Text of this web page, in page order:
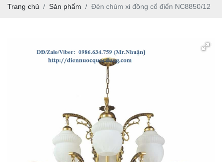
Trang chủ Sản phẩm Đèn chùm xi đồng cổ điển NC8850/12